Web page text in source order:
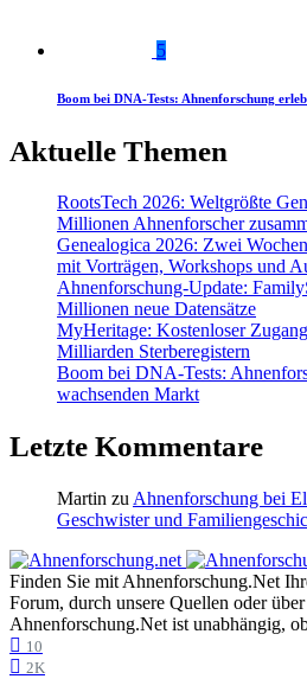
5
Boom bei DNA-Tests: Ahnenforschung
Aktuelle Themen
RootsTech 2026: Weltgrößte
Millionen Ahnenforscher
Genealogica 2026: Zwei
mit Vorträgen, Workshops und
Ahnenforschung-Update:
Millionen neue Datensätze
MyHeritage: Kostenloser
Milliarden Sterberegistern
Boom bei DNA-Tests:
wachsenden Markt
Letzte Kommentare
Martin zu Ahnenforschung bei
Geschwister und
Finden Sie mit Ahnenforschung.Net
Forum, durch unsere Quellen oder
Ahnenforschung.Net ist unabhängig,
10
2K